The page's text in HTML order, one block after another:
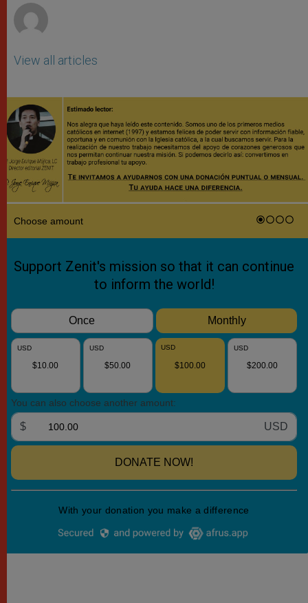
View all articles